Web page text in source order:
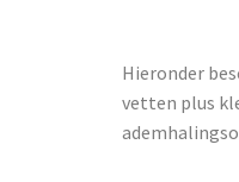
Hieronder
vetten plus